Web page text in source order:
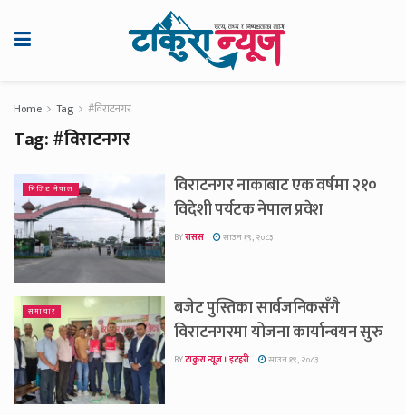
Home Tag #विराटनगर
Tag:#विराटनगर
भिजिट नेपाल
विराटनगर नाकाबाट एक वर्षमा २१०
विदेशी पर्यटक नेपाल प्रवेश
BYरासस साउन १९, २०८३
समाचार
बजेट पुस्तिका सार्वजनिकसँगै
विराटनगरमा योजना कार्यान्वयन सुरु
BYटाकुरा न्यूज । इटहरी साउन १९, २०८३